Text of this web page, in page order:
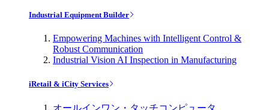
Industrial Equipment Builder
Empowering Machines with Intelligent Control &
Robust Communication
Industrial Vision AI Inspection in Manufacturing
iRetail & iCity Services
オールインワン・タッチコンピュータ